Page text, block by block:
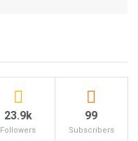
23.9k
Followers
99
Subscribers